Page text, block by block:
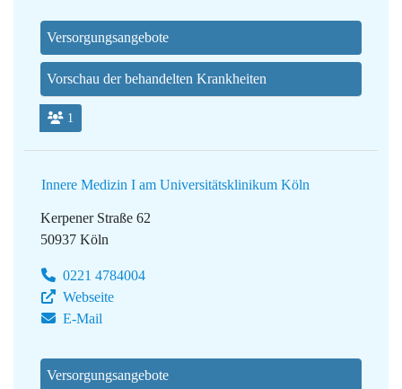
Versorgungsangebote
Vorschau der behandelten Krankheiten
1
Innere Medizin I am Universitätsklinikum Köln
Kerpener Straße 62
50937 Köln
0221 4784004
Webseite
E-Mail
Versorgungsangebote